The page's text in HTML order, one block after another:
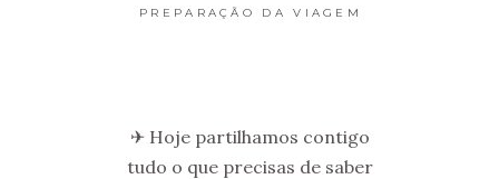
PREPARAÇÃO DA VIAGEM
✈ Hoje partilhamos contigo
tudo o que precisas de saber